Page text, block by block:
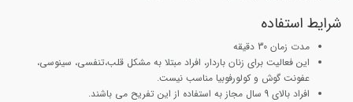
شرایط استفاده
مدت زمان 30 دقیقه
این فعالیت برای زنان باردار، افراد مبتلا به مشکل قلب،تنفسی، سینوسی،
عفونت گوش و کولورفوبیا مناسب نیست.
افراد بالای 9 سال مجاز به استفاده از این تفریح می باشند.